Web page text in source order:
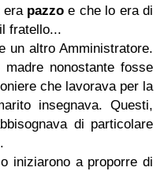
era pazzo e che lo era di
fratello...
un altro Amministratore.
nonostante fosse
che lavorava per la
insegnava. Questi,
di particolare
iniziarono a proporre di